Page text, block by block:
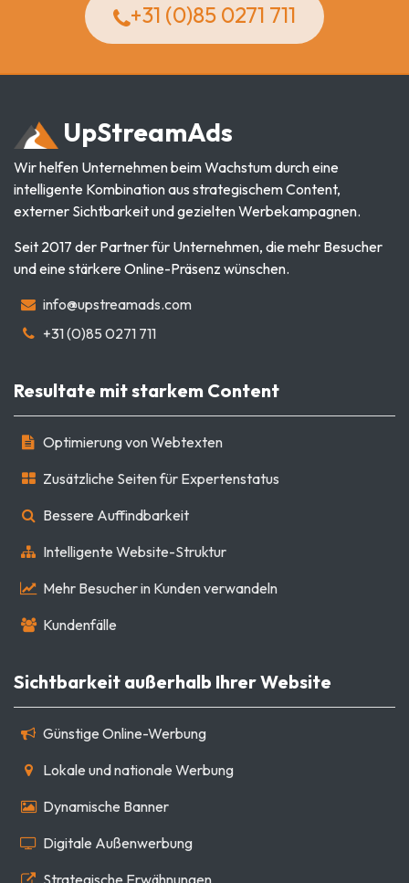
+31 (0)85 0271 711
UpStreamAds
Wir helfen Unternehmen beim Wachstum durch eine
intelligente Kombination aus strategischem Content,
externer Sichtbarkeit und gezielten Werbekampagnen.
Seit 2017 der Partner für Unternehmen, die mehr Besucher
und eine stärkere Online-Präsenz wünschen.
info@upstreamads.com
+31 (0)85 0271 711
Resultate mit starkem Content
Optimierung von Webtexten
Zusätzliche Seiten für Expertenstatus
Bessere Auffindbarkeit
Intelligente Website-Struktur
Mehr Besucher in Kunden verwandeln
Kundenfälle
Sichtbarkeit außerhalb Ihrer Website
Günstige Online-Werbung
Lokale und nationale Werbung
Dynamische Banner
Digitale Außenwerbung
Strategische Erwähnungen